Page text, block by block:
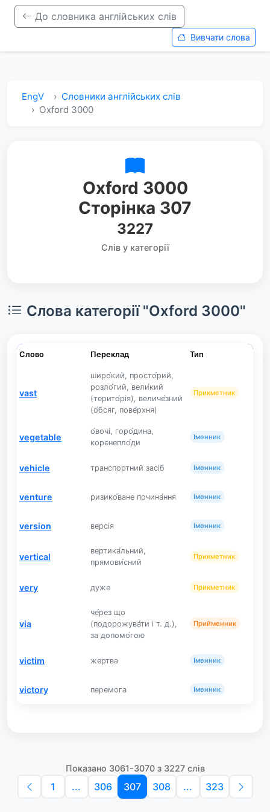
До словника англійських слів
Вивчати слова
EngV
Словники англійських слів
Oxford 3000
Oxford 3000
Сторінка 307
3227
Слів у категорії
Слова категорії "Oxford 3000"
Слово Переклад Тип
vast
широ́кий, просто́рий,
розло́гий, вели́кий
(терито́рія), величе́зний
(о́бсяг, пове́рхня)
Прикметник
vegetable
о́вочі, горо́дина,
коренепло́ди
Іменник
vehicle транспортний засіб Іменник
venture ризико́ване почина́ння Іменник
version версія Іменник
vertical
вертика́льний,
прямови́сний
Прикметник
very дуже Прикметник
via
че́рез що
(подорожува́ти і т. д.),
за допомо́гою
Прийменник
victim жертва Іменник
victory перемога Іменник
Показано 3061-3070 з 3227 слів
1 ... 306 307 308 ... 323